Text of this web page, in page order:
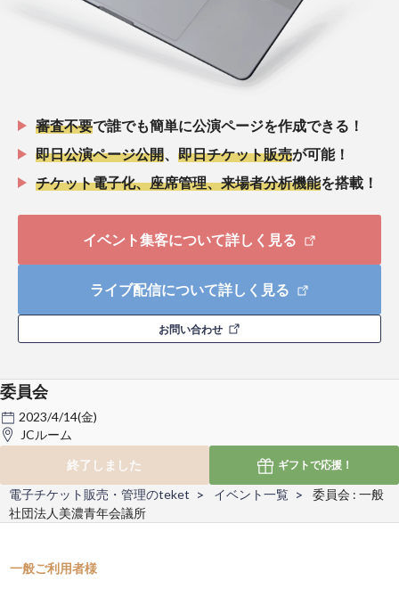
審査不要で誰でも簡単に公演ページを作成できる！
即日公演ページ公開
即日チケット販売が可能！
チケット電子化、座席管理、来場者分析機能を搭載！
イベント集客について詳しく見る
ライブ配信について詳しく見る
お問い合わせ
委員会
2023/4/14(金)
JCルーム
終了しました
ギフトで応援！
電子チケット販売・管理のteket イベント一覧
委員会 : 一般
社団法人美濃青年会議所
一般ご利用者様